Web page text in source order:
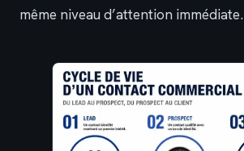
même niveau d’attention immédiate.